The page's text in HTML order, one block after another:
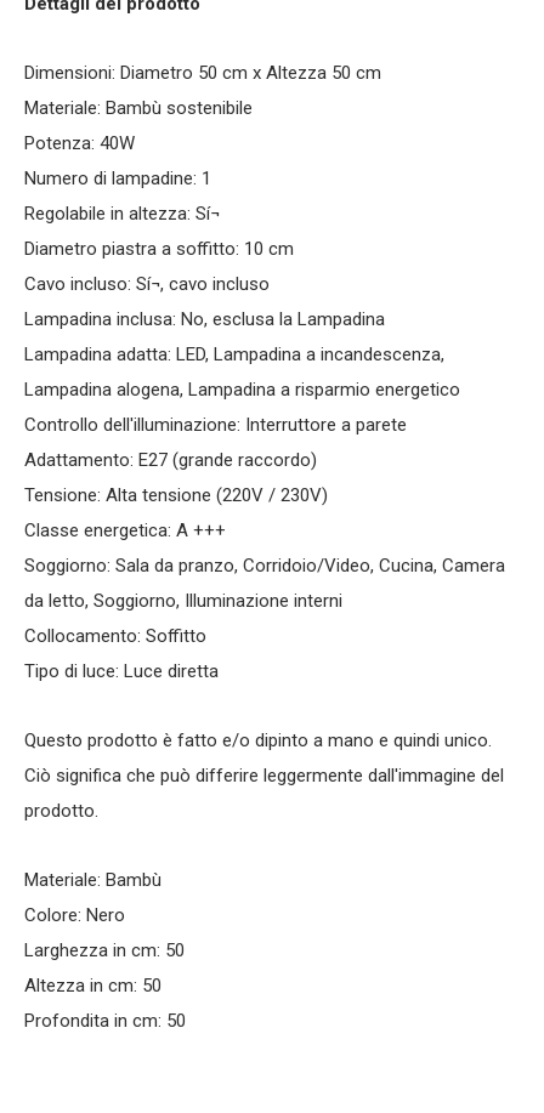
Dimensioni: Diametro 50 cm x Altezza 50 cm
Materiale: Bambù sostenibile
Potenza: 40W
Numero di lampadine: 1
Regolabile in altezza: Sí¬
Diametro piastra a soffitto: 10 cm
Cavo incluso: Sí¬, cavo incluso
Lampadina inclusa: No, esclusa la Lampadina
Lampadina adatta: LED, Lampadina a incandescenza,
Lampadina alogena, Lampadina a risparmio energetico
Controllo dell'illuminazione: Interruttore a parete
Adattamento: E27 (grande raccordo)
Tensione: Alta tensione (220V / 230V)
Classe energetica: A +++
Soggiorno: Sala da pranzo, Corridoio/Video, Cucina, Camera
da letto, Soggiorno, Illuminazione interni
Collocamento: Soffitto
Tipo di luce: Luce diretta
Questo prodotto è fatto e/o dipinto a mano e quindi unico.
Ciò significa che può differire leggermente dall'immagine del
prodotto.
Materiale: Bambù
Colore: Nero
Larghezza in cm: 50
Altezza in cm: 50
Profondita in cm: 50